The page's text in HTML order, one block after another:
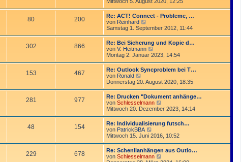
a
g
e
r
B
i
t
r
a
g
s
t
e
r
B
e
i
t
r
a
g
80 200
Re: ACT! Connect - Probleme, …
von Reinhard
e
s
e
r
B
i
t
r
a
g
Samstag 1. September 2012, 11:44
302 866
Re: Bei Sicherung und Kopie d…
von V. Heitmann
e
s
e
r
B
e
i
t
r
a
g
Montag 2. Januar 2023, 14:54
153 467
Re: Outlook Syncproblem bei T…
von Ronald
e
e
s
t
e
r
B
e
i
t
r
a
g
Donnerstag 20. August 2020, 18:35
281 977
Re: Drucken "Dokument anhänge…
von Schlesselmann
e
s
t
e
r
B
Mittwoch 20. Dezember 2023, 14:14
48 154
Re: Individualisierung futsch…
von PatrickBBA
e
s
t
Mittwoch 15. Juni 2016, 10:52
229 678
Re: Schenllanhängen aus Outlo…
von Schlesselmann